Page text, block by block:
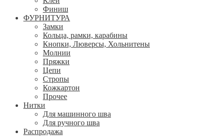
Финиш
ФУРНИТУРА
Замки
Кольца, рамки, карабины
Кнопки, Люверсы, Хольнитены
Молнии
Пряжки
Цепи
Стропы
Кожкартон
Прочее
Нитки
Для машинного шва
Для ручного шва
Распродажа